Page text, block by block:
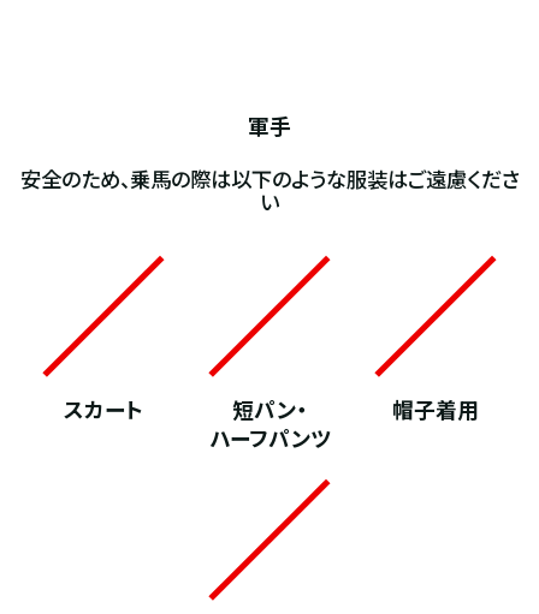
軍手
安全のため、乗馬の際は以下のような服装はご遠慮くださ
い
スカート
短パン・
ハーフパンツ
帽子着用